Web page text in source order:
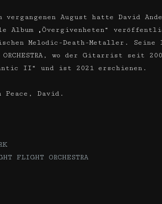
August hatte David
Album „Övergivenheten“
Melodic-Death-Metaller. Seine
ORCHESTRA, wo der Gitarrist
II“ und ist 2021 erschienen.
Peace, David.
FLIGHT ORCHESTRA